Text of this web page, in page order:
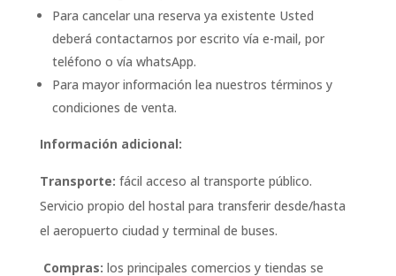
Para cancelar una reserva ya existente Usted
deberá contactarnos por escrito vía e-mail, por
teléfono o vía whatsApp.
Para mayor información lea nuestros términos y
condiciones de venta.
Información adicional:
Transporte: fácil acceso al transporte público.
Servicio propio del hostal para transferir desde/hasta
el aeropuerto ciudad y terminal de buses.
Compras: los principales comercios y tiendas se